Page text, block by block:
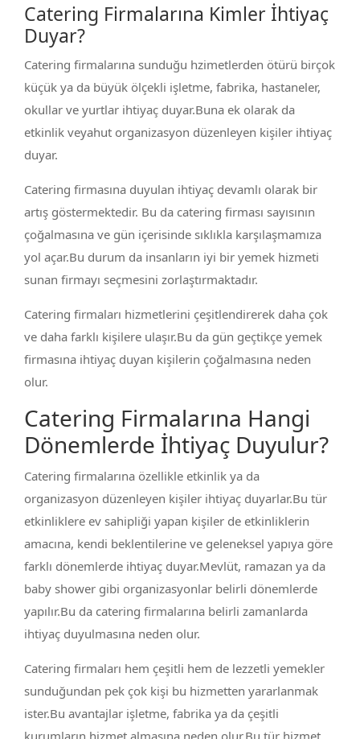
Catering Firmalarına Kimler İhtiyaç
Duyar?
Catering firmalarına sunduğu hzimetlerden ötürü birçok
küçük ya da büyük ölçekli işletme, fabrika, hastaneler,
okullar ve yurtlar ihtiyaç duyar.Buna ek olarak da
etkinlik veyahut organizasyon düzenleyen kişiler ihtiyaç
duyar.
Catering firmasına duyulan ihtiyaç devamlı olarak bir
artış göstermektedir. Bu da catering firması sayısının
çoğalmasına ve gün içerisinde sıklıkla karşılaşmamıza
yol açar.Bu durum da insanların iyi bir yemek hizmeti
sunan firmayı seçmesini zorlaştırmaktadır.
Catering firmaları hizmetlerini çeşitlendirerek daha çok
ve daha farklı kişilere ulaşır.Bu da gün geçtikçe yemek
firmasına ihtiyaç duyan kişilerin çoğalmasına neden
olur.
Catering Firmalarına Hangi
Dönemlerde İhtiyaç Duyulur?
Catering firmalarına özellikle etkinlik ya da
organizasyon düzenleyen kişiler ihtiyaç duyarlar.Bu tür
etkinliklere ev sahipliği yapan kişiler de etkinliklerin
amacına, kendi beklentilerine ve geleneksel yapıya göre
farklı dönemlerde ihtiyaç duyar.Mevlüt, ramazan ya da
baby shower gibi organizasyonlar belirli dönemlerde
yapılır.Bu da catering firmalarına belirli zamanlarda
ihtiyaç duyulmasına neden olur.
Catering firmaları hem çeşitli hem de lezzetli yemekler
sunduğundan pek çok kişi bu hizmetten yararlanmak
ister.Bu avantajlar işletme, fabrika ya da çeşitli